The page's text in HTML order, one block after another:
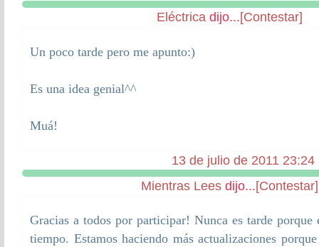
Eléctrica dijo...[Contestar]
Un poco tarde pero me apunto:)
Es una idea genial^^
Muá!
13 de julio de 2011 23:24
Mientras Lees dijo...[Contestar]
Gracias a todos por participar! Nunca es tarde
tiempo. Estamos haciendo más actualizaciones